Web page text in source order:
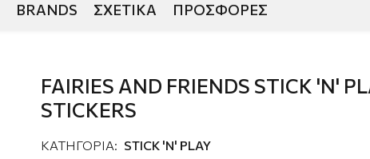
BRANDS ΣΧΕΤΙΚΑ ΠΡΟΣΦΟΡΕΣ
FAIRIES AND FRIENDS STICK 'N'
STICKERS
ΚΑΤΗΓΟΡΙΑ: STICK 'N' PLAY